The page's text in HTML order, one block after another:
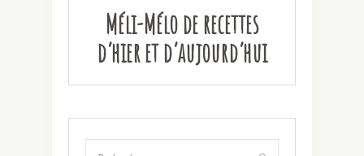
Méli-Mélo de recettes
d’hier et d’aujourd’hui